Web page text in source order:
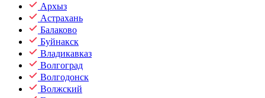
Архыз
Астрахань
Балаково
Буйнакск
Владикавказ
Волгоград
Волгодонск
Волжский